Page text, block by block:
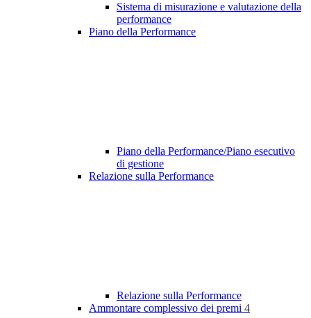
Sistema di misurazione e valutazione della
performance
Piano della Performance
Piano della Performance/Piano esecutivo
di gestione
Relazione sulla Performance
Relazione sulla Performance
Ammontare complessivo dei premi 4